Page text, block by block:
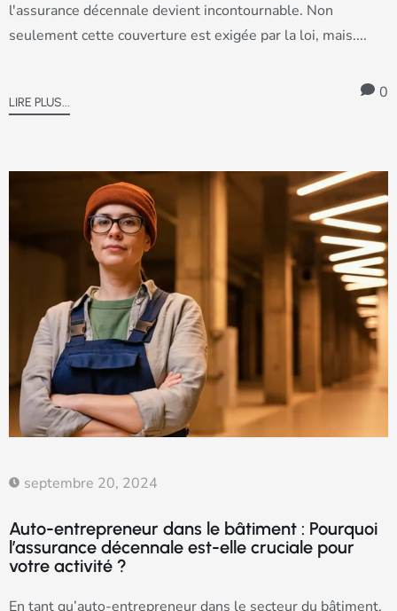
l'assurance décennale devient incontournable. Non
seulement cette couverture est exigée par la loi, mais....
LIRE PLUS...
0
septembre 20, 2024
Auto-entrepreneur dans le bâtiment : Pourquoi
l’assurance décennale est-elle cruciale pour
votre activité ?
En tant qu’auto-entrepreneur dans le secteur du bâtiment,